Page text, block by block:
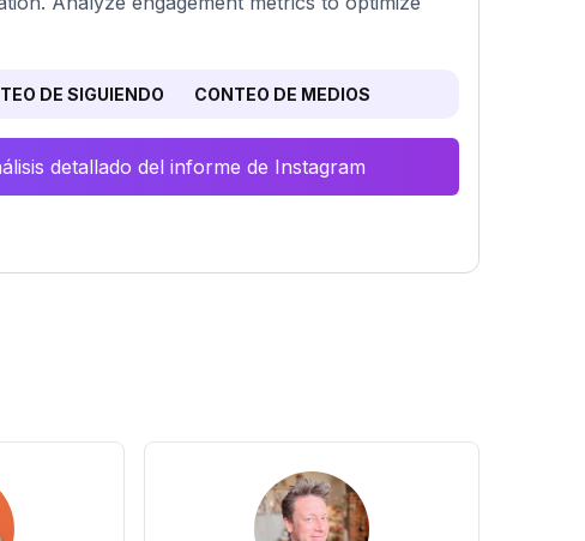
DE SIGUIENDO CONTEO DE MEDIOS
detallado del informe de Instagram